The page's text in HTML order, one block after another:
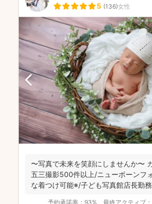
5 (136)女性
〜写真で未来を笑顔にしませんか〜
五三撮影500件以上/ニューボーンフ
な着つけ可能※/子ども写真館店長勤
予約承諾率： 93% 最終アクティブ：